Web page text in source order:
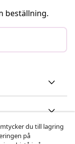
beställning.
du till lagring
på